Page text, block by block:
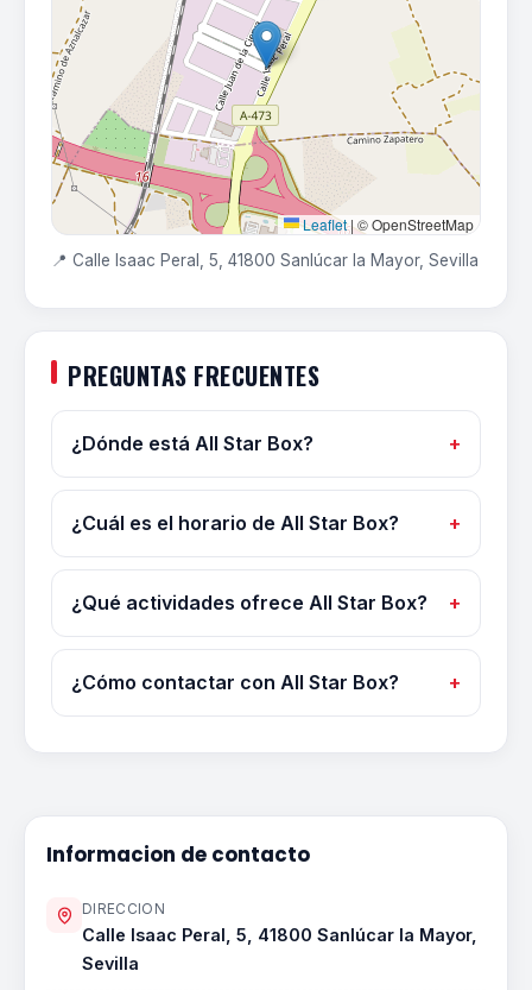
Leaflet |© OpenStreetMap
📍 Calle Isaac Peral, 5, 41800 Sanlúcar la Mayor, Sevilla
PREGUNTAS FRECUENTES
¿Dónde está All Star Box?
¿Cuál es el horario de All Star Box?
¿Qué actividades ofrece All Star Box?
¿Cómo contactar con All Star Box?
Informacion de contacto
DIRECCION
Calle Isaac Peral, 5, 41800 Sanlúcar la Mayor,
Sevilla